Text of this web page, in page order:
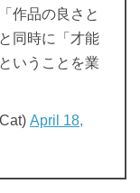
作品の良さと
同時に「才能
いうことを業
April 18,